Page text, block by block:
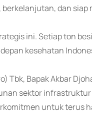
dan siap
ini. Setiap ton
kesehatan
Tbk, Bapak Akbar
sektor
untuk terus